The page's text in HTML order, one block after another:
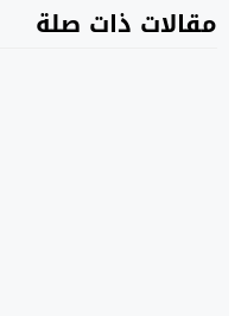
مقالات ذات صلة